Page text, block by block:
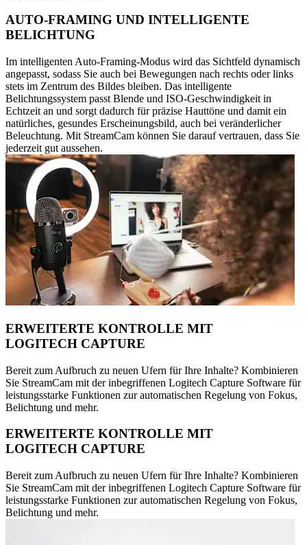
AUTO-FRAMING UND INTELLIGENTE
BELICHTUNG
Im intelligenten Auto-Framing-Modus wird das Sichtfeld dynamisch
angepasst, sodass Sie auch bei Bewegungen nach rechts oder links
stets im Zentrum des Bildes bleiben. Das intelligente
Belichtungssystem passt Blende und ISO-Geschwindigkeit in
Echtzeit an und sorgt dadurch für präzise Hauttöne und damit ein
natürliches, gesundes Erscheinungsbild, auch bei veränderlicher
Beleuchtung. Mit StreamCam können Sie darauf vertrauen, dass Sie
jederzeit gut aussehen.
ERWEITERTE KONTROLLE MIT
LOGITECH CAPTURE
Bereit zum Aufbruch zu neuen Ufern für Ihre Inhalte? Kombinieren
Sie StreamCam mit der inbegriffenen Logitech Capture Software für
leistungsstarke Funktionen zur automatischen Regelung von Fokus,
Belichtung und mehr.
ERWEITERTE KONTROLLE MIT
LOGITECH CAPTURE
Bereit zum Aufbruch zu neuen Ufern für Ihre Inhalte? Kombinieren
Sie StreamCam mit der inbegriffenen Logitech Capture Software für
leistungsstarke Funktionen zur automatischen Regelung von Fokus,
Belichtung und mehr.